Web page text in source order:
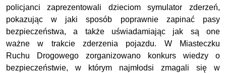
policjanci zaprezentowali dzieciom symulator zderzeń,
pokazując w jaki sposób poprawnie zapinać pasy
bezpieczeństwa, a także uświadamiając jak są one
ważne w trakcie zderzenia pojazdu. W Miasteczku
Ruchu Drogowego zorganizowano konkurs wiedzy o
bezpieczeństwie, w którym najmłodsi zmagali się w